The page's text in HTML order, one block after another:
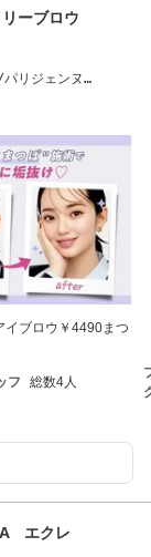
リーブロウ
パリジェンヌ
ブロウ￥4490まつ
フ 総数4人
エクレ